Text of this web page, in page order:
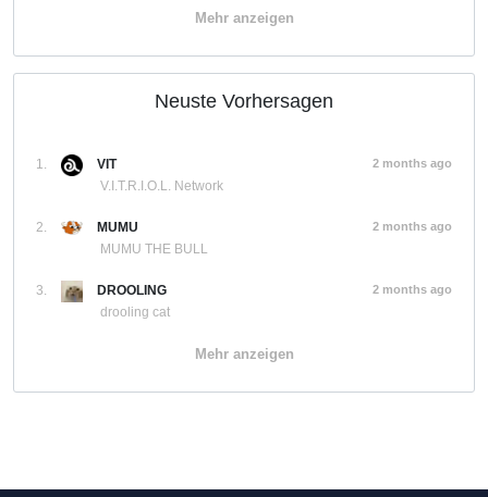
Mehr anzeigen
Neuste Vorhersagen
1.
VIT
V.I.T.R.I.O.L. Network
2 months ago
2.
MUMU
MUMU THE BULL
2 months ago
3.
DROOLING
drooling cat
2 months ago
Mehr anzeigen